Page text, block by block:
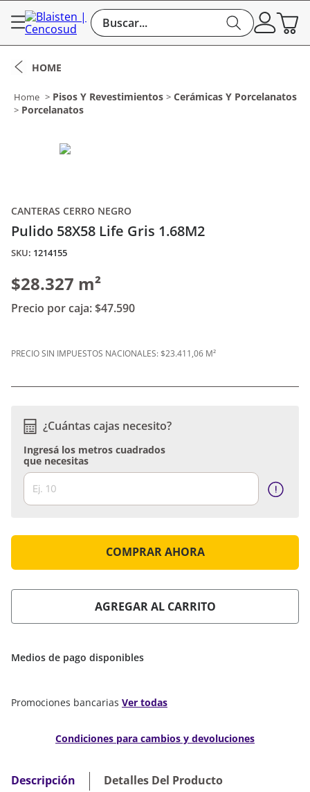
Buscar...
Pisos Y Revestimientos
Cerámicas Y Porcelanatos
Porcelanatos
CANTERAS CERRO NEGRO
Pulido 58X58 Life Gris 1.68M2
: 1214155
$28.327 m²
Precio por caja:$47.590
PRECIO SIN IMPUESTOS NACIONALES:$23.411,06 M²
¿Cuántas cajas necesito?
Ingresá los metros cuadrados
que necesitas
COMPRAR AHORA
AGREGAR AL CARRITO
Medios de pago disponibles
Promociones bancarias Ver todas
Condiciones para cambios y devoluciones
Descripción Detalles Del Producto